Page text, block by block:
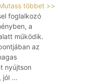
többet >>
foglalkozó
a
működik.
az
nyújtson
jól ...